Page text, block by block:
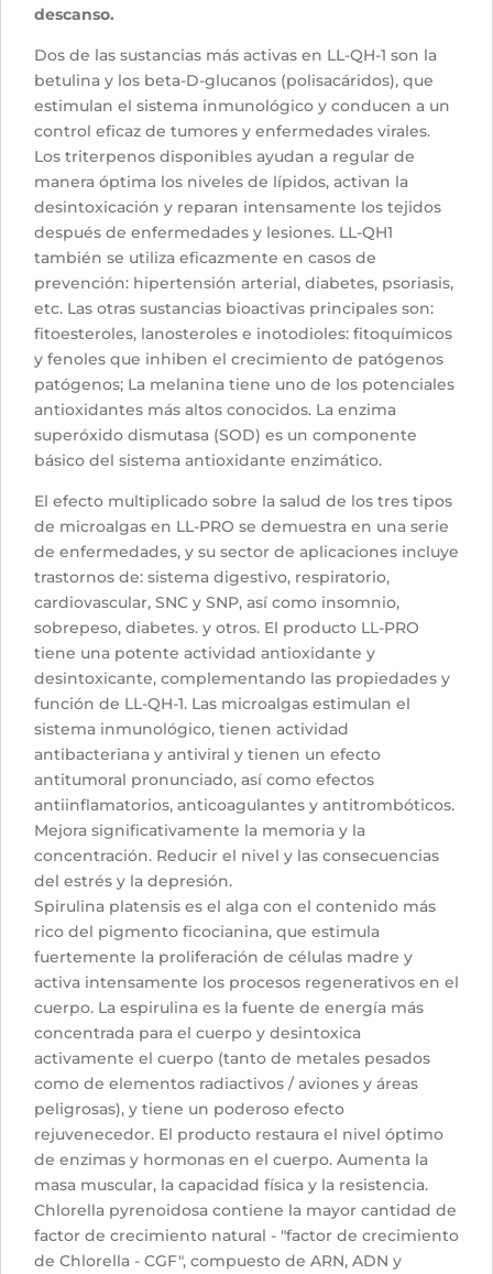
descanso.
Dos de las sustancias más activas en LL-QH-1 son la
betulina y los beta-D-glucanos (polisacáridos), que
estimulan el sistema inmunológico y conducen a un
control eficaz de tumores y enfermedades virales.
Los triterpenos disponibles ayudan a regular de
manera óptima los niveles de lípidos, activan la
desintoxicación y reparan intensamente los tejidos
después de enfermedades y lesiones. LL-QH1
también se utiliza eficazmente en casos de
prevención: hipertensión arterial, diabetes, psoriasis,
etc. Las otras sustancias bioactivas principales son:
fitoesteroles, lanosteroles e inotodioles: fitoquímicos
y fenoles que inhiben el crecimiento de patógenos
patógenos; La melanina tiene uno de los potenciales
antioxidantes más altos conocidos. La enzima
superóxido dismutasa (SOD) es un componente
básico del sistema antioxidante enzimático.
El efecto multiplicado sobre la salud de los tres tipos
de microalgas en LL-PRO se demuestra en una serie
de enfermedades, y su sector de aplicaciones incluye
trastornos de: sistema digestivo, respiratorio,
cardiovascular, SNC y SNP, así como insomnio,
sobrepeso, diabetes. y otros. El producto LL-PRO
tiene una potente actividad antioxidante y
desintoxicante, complementando las propiedades y
función de LL-QH-1. Las microalgas estimulan el
sistema inmunológico, tienen actividad
antibacteriana y antiviral y tienen un efecto
antitumoral pronunciado, así como efectos
antiinflamatorios, anticoagulantes y antitrombóticos.
Mejora significativamente la memoria y la
concentración. Reducir el nivel y las consecuencias
del estrés y la depresión.
Spirulina platensis es el alga con el contenido más
rico del pigmento ficocianina, que estimula
fuertemente la proliferación de células madre y
activa intensamente los procesos regenerativos en el
cuerpo. La espirulina es la fuente de energía más
concentrada para el cuerpo y desintoxica
activamente el cuerpo (tanto de metales pesados
como de elementos radiactivos / aviones y áreas
peligrosas), y tiene un poderoso efecto
rejuvenecedor. El producto restaura el nivel óptimo
de enzimas y hormonas en el cuerpo. Aumenta la
masa muscular, la capacidad física y la resistencia.
Chlorella pyrenoidosa contiene la mayor cantidad de
factor de crecimiento natural - "factor de crecimiento
de Chlorella - CGF", compuesto de ARN, ADN y